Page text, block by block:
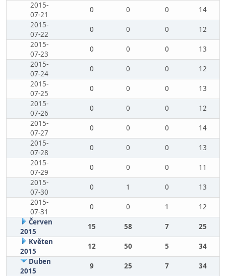
2015-
07-21
0 0 0
14
2015-
07-22
0 0 0
12
2015-
07-23
0 0 0
13
2015-
07-24
0 0 0
12
2015-
07-25
0 0 0
13
2015-
07-26
0 0 0
12
2015-
07-27
0 0 0
14
2015-
07-28
0 0 0
13
2015-
07-29
0 0 0
11
2015-
07-30
0 1 0
13
2015-
07-31
0 0 1
12
Červen
2015
15 58 7
25
Květen
2015
12 50 5
34
Duben
2015
9 25 7
34